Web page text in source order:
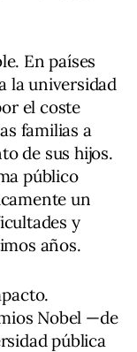
En países
la universidad
el coste
familias a
de sus hijos.
público
un
y
años.
Nobel —de
pública